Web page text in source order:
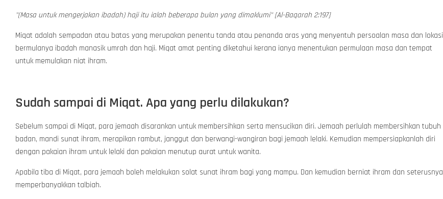
"(Masa untuk mengerjakan ibadah) haji itu ialah beberapa bulan yang dimaklumi" [Al-Baqarah 2:197]
Miqat adalah sempadan atau batas yang merupakan penentu tanda atau penanda aras yang menyentuh persoalan masa dan lokasi
bermulanya ibadah manasik umrah dan haji. Miqat amat penting diketahui kerana ianya menentukan permulaan masa dan tempat
untuk memulakan niat ihram.
Sudah sampai di Miqat. Apa yang perlu dilakukan?
Sebelum sampai di Miqat, para jemaah disarankan untuk membersihkan serta mensucikan diri. Jemaah perlulah membersihkan tubuh
badan, mandi sunat ihram, merapikan rambut, janggut dan berwangi-wangiran bagi jemaah lelaki. Kemudian mempersiapkanlah diri
dengan pakaian ihram untuk lelaki dan pakaian menutup aurat untuk wanita.
Apabila tiba di Miqat, para jemaah boleh melakukan solat sunat ihram bagi yang mampu. Dan kemudian berniat ihram dan seterusnya
memperbanyakkan talbiah.